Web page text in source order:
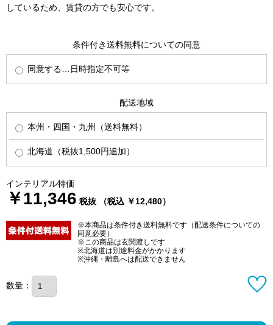
しているため、賃貸の方でも安心です。
条件付き送料無料についての同意
同意する…日時指定不可等
配送地域
本州・四国・九州（送料無料）
北海道（税抜1,500円追加）
インテリアル特価
￥11,346 税抜 （税込 ￥12,480）
※本商品は条件付き送料無料です（配送条件についての
同意必要）
※この商品は玄関渡しです
※北海道は別途料金がかかります
※沖縄・離島へは配送できません
数量：